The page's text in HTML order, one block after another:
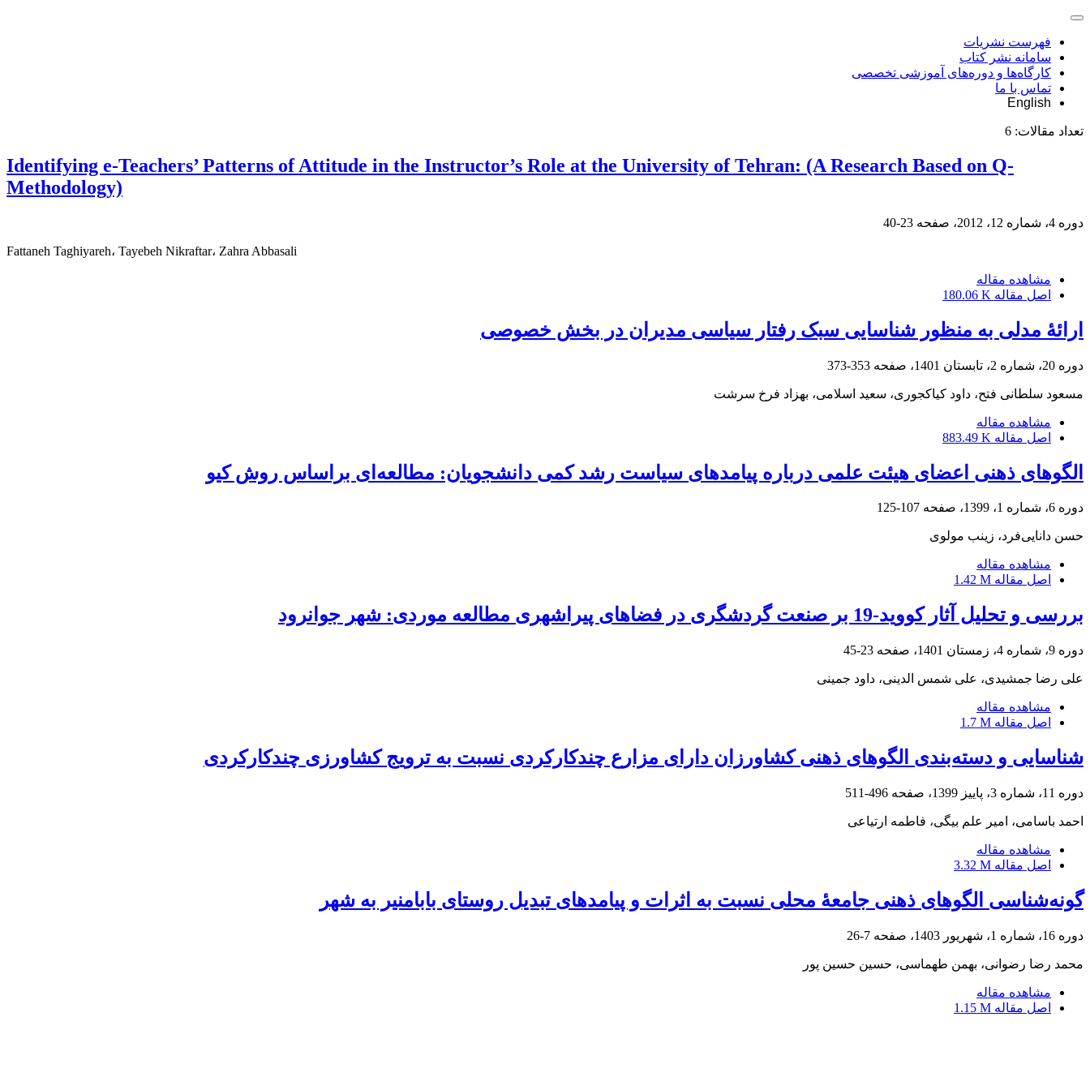
فهرست نشریات
سامانه نشر کتاب
کارگاه‌ها و دوره‌های آموزشی تخصصی
تماس با ما
English
تعداد مقالات: 6
Identifying e-Teachers’ Patterns of Attitude in the Instructor’s Role at the University of Tehran: (A Research Based on Q-
Methodology)
دوره 4، شماره 12، 2012، صفحه 23-40
Fattaneh Taghiyareh، Tayebeh Nikraftar، Zahra Abbasali
مشاهده مقاله
اصل مقاله 180.06 K
ارائۀ مدلی به منظور شناسایی سبک رفتار سیاسی مدیران در بخش خصوصی
دوره 20، شماره 2، تابستان 1401، صفحه 353-373
مسعود سلطانی فتح، داود کیاکجوری، سعید اسلامی، بهزاد فرخ سرشت
مشاهده مقاله
اصل مقاله 883.49 K
الگوهای ذهنی اعضای هیئت علمی درباره پیامدهای سیاست رشد کمی دانشجویان: مطالعه‌ای براساس روش کیو
دوره 6، شماره 1، 1399، صفحه 107-125
حسن دانایی‌فرد، زینب مولوی
مشاهده مقاله
اصل مقاله 1.42 M
بررسی و تحلیل آثار کووید-19 بر صنعت گردشگری در فضاهای پیراشهری مطالعه موردی: شهر جوانرود
دوره 9، شماره 4، زمستان 1401، صفحه 23-45
علی رضا جمشیدی، علی شمس الدینی، داود جمینی
مشاهده مقاله
اصل مقاله 1.7 M
شناسایی و دسته‌بندی الگوهای ذهنی کشاورزان دارای مزارع‌ چندکارکردی نسبت به ترویج کشاورزی چندکارکردی
دوره 11، شماره 3، پاییز 1399، صفحه 496-511
احمد باسامی، امیر علم بیگی، فاطمه ارتیاعی
مشاهده مقاله
اصل مقاله 3.32 M
گونه‌شناسی الگوهای ذهنی جامعۀ محلی نسبت به اثرات و پیامدهای تبدیل روستای بابامنیر به شهر
دوره 16، شماره 1، شهریور 1403، صفحه 7-26
محمد رضا رضوانی، بهمن طهماسی، حسین حسین پور
مشاهده مقاله
اصل مقاله 1.15 M